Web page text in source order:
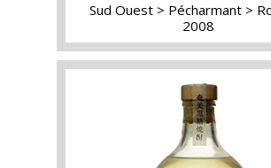
Sud Ouest Pécharmant
2008